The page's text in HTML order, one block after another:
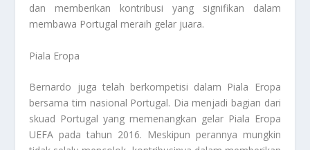
dan memberikan kontribusi yang signifikan dalam
membawa Portugal meraih gelar juara.
Piala Eropa
Bernardo juga telah berkompetisi dalam Piala Eropa
bersama tim nasional Portugal. Dia menjadi bagian dari
skuad Portugal yang memenangkan gelar Piala Eropa
UEFA pada tahun 2016. Meskipun perannya mungkin